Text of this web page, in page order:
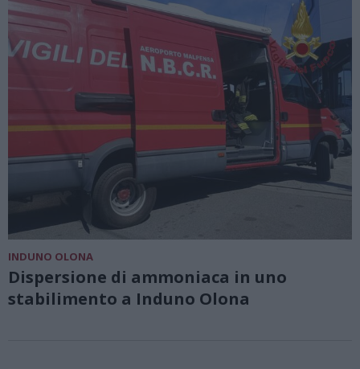
INDUNO OLONA
Dispersione di ammoniaca in uno
stabilimento a Induno Olona